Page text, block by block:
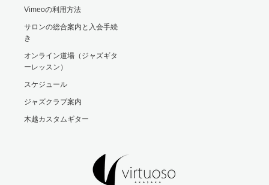
Vimeoの利用方法
サロンの総合案内と入会手続
き
オンライン道場（ジャズギタ
ーレッスン）
スケジュール
ジャズクラブ案内
木越カスタムギター